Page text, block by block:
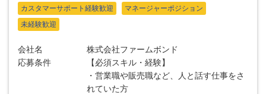
カスタマーサポート経験歓迎
マネージャーポジション
未経験歓迎
会社名
株式会社ファームボンド
応募条件
【必須スキル・経験】
・営業職や販売職など、人と話す仕事をさ
れていた方